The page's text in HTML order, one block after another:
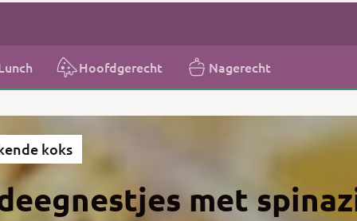
tijden
Hoofdgerecht Nagerecht
koks
met